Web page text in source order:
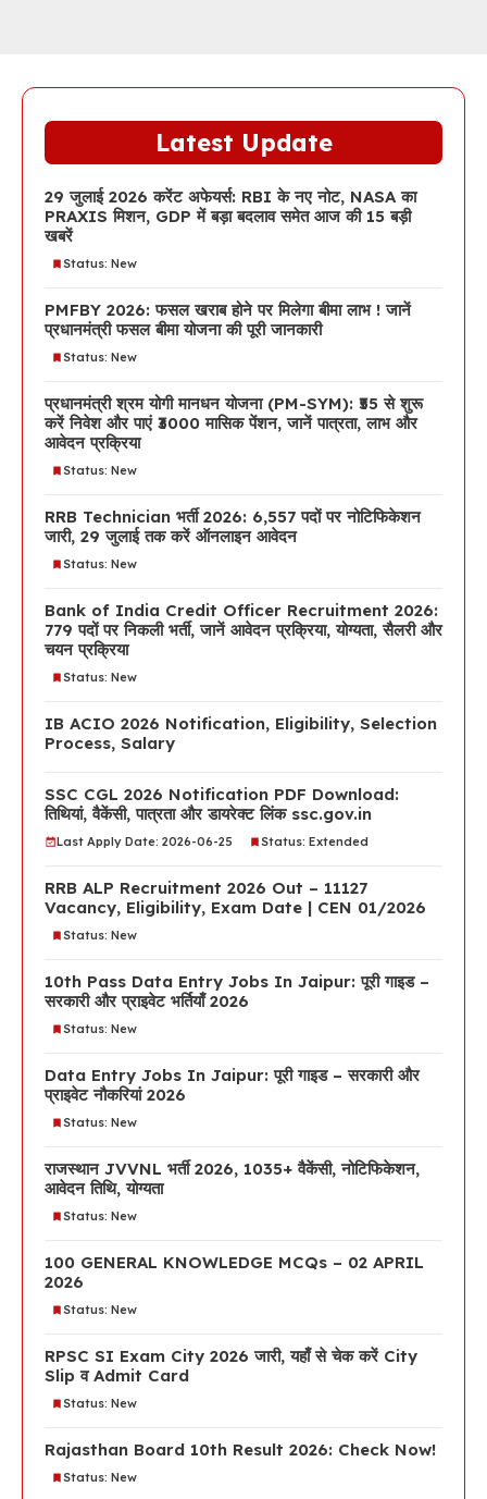
Latest Update
29 जुलाई 2026 करेंट अफेयर्स: RBI के नए नोट, NASA का
PRAXIS मिशन, GDP में बड़ा बदलाव समेत आज की 15 बड़ी
खबरें
Status: New
PMFBY 2026: फसल खराब होने पर मिलेगा बीमा लाभ ! जानें
प्रधानमंत्री फसल बीमा योजना की पूरी जानकारी
Status: New
प्रधानमंत्री श्रम योगी मानधन योजना (PM-SYM): ₹55 से शुरू
करें निवेश और पाएं ₹3000 मासिक पेंशन, जानें पात्रता, लाभ और
आवेदन प्रक्रिया
Status: New
RRB Technician भर्ती 2026: 6,557 पदों पर नोटिफिकेशन
जारी, 29 जुलाई तक करें ऑनलाइन आवेदन
Status: New
Bank of India Credit Officer Recruitment 2026:
779 पदों पर निकली भर्ती, जानें आवेदन प्रक्रिया, योग्यता, सैलरी और
चयन प्रक्रिया
Status: New
IB ACIO 2026 Notification, Eligibility, Selection
Process, Salary
SSC CGL 2026 Notification PDF Download:
तिथियां, वैकेंसी, पात्रता और डायरेक्ट लिंक ssc.gov.in
Last Apply Date: 2026-06-25 Status: Extended
RRB ALP Recruitment 2026 Out – 11127
Vacancy, Eligibility, Exam Date | CEN 01/2026
Status: New
10th Pass Data Entry Jobs In Jaipur: पूरी गाइड –
सरकारी और प्राइवेट भर्तियाँ 2026
Status: New
Data Entry Jobs In Jaipur: पूरी गाइड – सरकारी और
प्राइवेट नौकरियां 2026
Status: New
राजस्थान JVVNL भर्ती 2026, 1035+ वैकेंसी, नोटिफिकेशन,
आवेदन तिथि, योग्यता
Status: New
100 GENERAL KNOWLEDGE MCQs – 02 APRIL
2026
Status: New
RPSC SI Exam City 2026 जारी, यहाँ से चेक करें City
Slip व Admit Card
Status: New
Rajasthan Board 10th Result 2026: Check Now!
Status: New